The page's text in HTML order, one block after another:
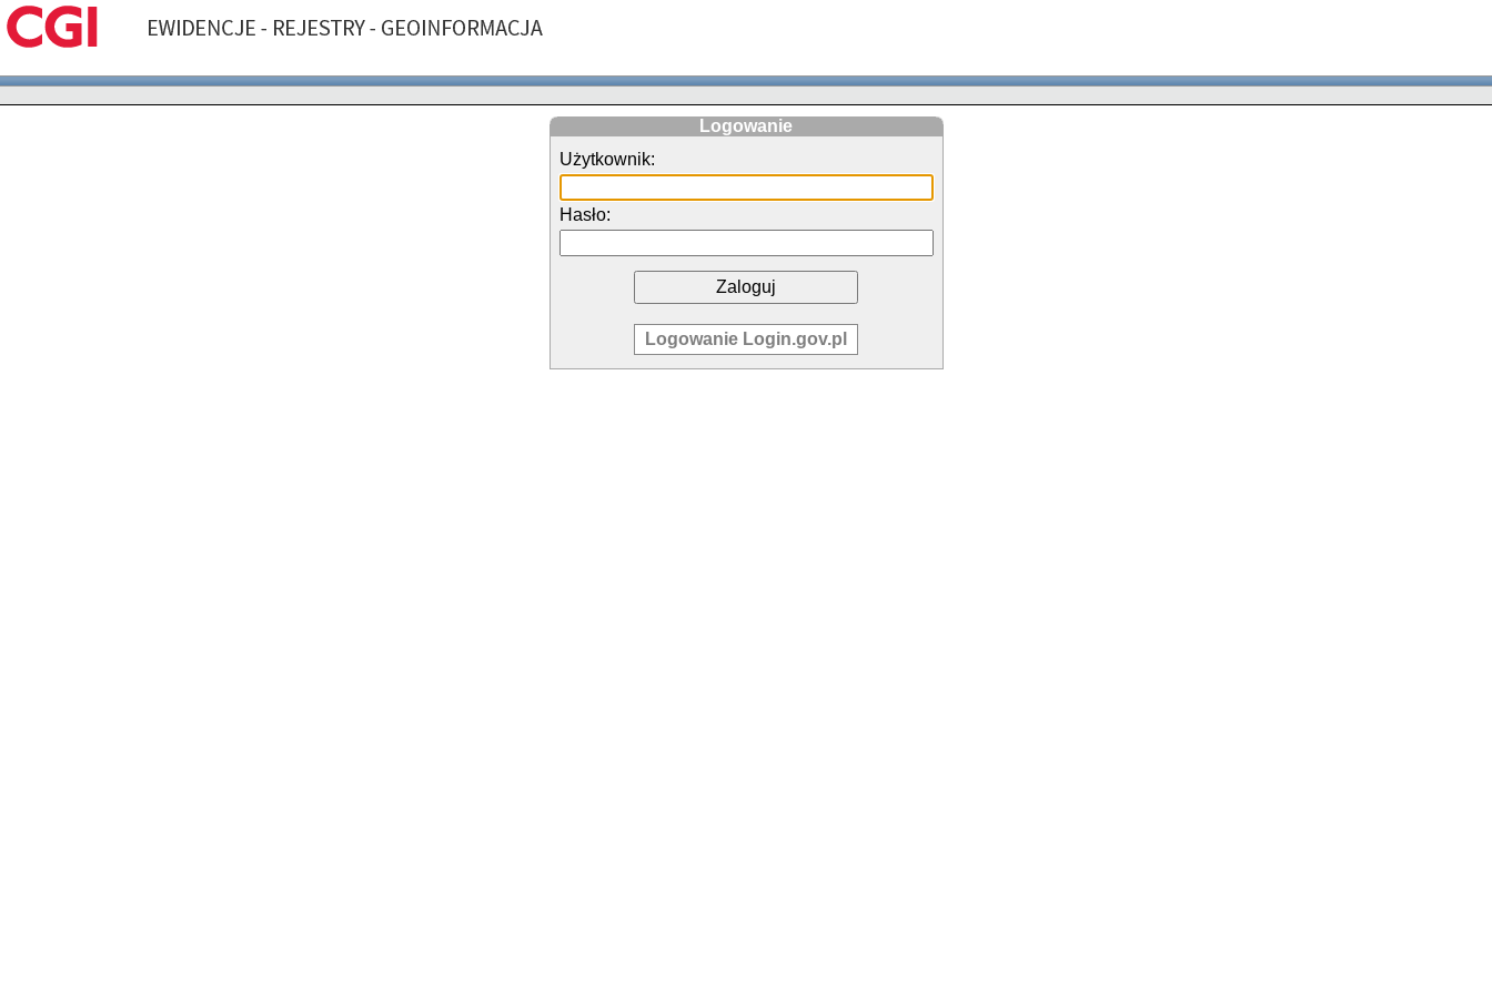
Logowanie
Użytkownik:
Hasło:
Logowanie Login.gov.pl